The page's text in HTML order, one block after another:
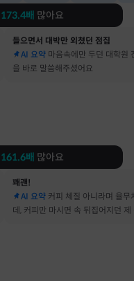
173.4배 많아요
들으면서 대박만 외쳤던 점집
AI 요약 마음속에만 두던 대학원
을 바로 말씀해주셨어요
161.6배 많아요
꽤괜!
AI 요약 커피 체질 아니라며 율무
데, 커피만 마시면 속 뒤집어지던 제